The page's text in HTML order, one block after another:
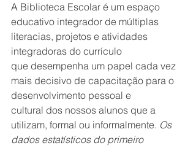
A Biblioteca Escolar é um espaço
educativo integrador de múltiplas
literacias, projetos e atividades
integradoras do currículo
que desempenha um papel cada vez
mais decisivo de capacitação para o
desenvolvimento pessoal e
cultural dos nossos alunos que a
utilizam, formal ou informalmente. Os
dados estatísticos do primeiro